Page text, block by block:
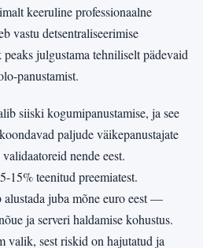
keeruline professionaalne
vastu detsentraliseerimise
julgustama tehniliselt pädevaid
panustamist.
siiski kogumipanustamise, ja see
paljude väikepanustajate
nende eest.
15% teenitud preemiatest.
alustada juba mõne euro eest —
ja serveri haldamise kohustus.
valik, sest riskid on hajutatud ja